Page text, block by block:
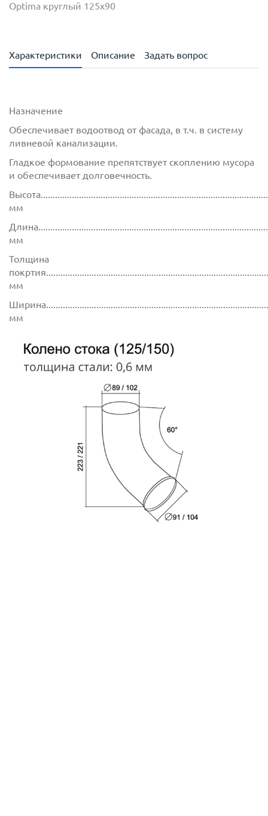
Optima круглый 125х90
Характеристики Описание Задать вопрос
Назначение
Обеспечивает водоотвод от фасада, в т.ч. в систему
ливневой канализации.
Гладкое формование препятствует скоплению мусора
и обеспечивает долговечность.
мм
мм
Толщина
мм
мм